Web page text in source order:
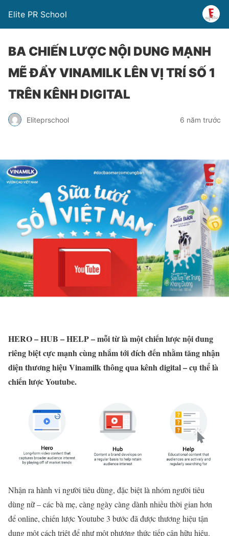
Elite PR School
BA CHIẾN LƯỢC NỘI DUNG MẠNH
MẼ ĐẨY VINAMILK LÊN VỊ TRÍ SỐ 1
TRÊN KÊNH DIGITAL
Eliteprschool 6 năm trước
HERO – HUB – HELP – mỗi từ là một chiến lược nội dung
riêng biệt cực mạnh cùng nhắm tới đích đến nhằm tăng nhận
diện thương hiệu Vinamilk thông qua kênh digital – cụ thể là
chiến lược Youtube.
Nhận ra hành vi người tiêu dùng, đặc biệt là nhóm người tiêu
dùng nữ – các bà mẹ, càng ngày càng dành nhiều thời gian hơn
để online, chiến lược Youtube 3 bước đã được thương hiệu tận
dụng một cách triệt để như một phương thức tiếp cận hữu hiệu.